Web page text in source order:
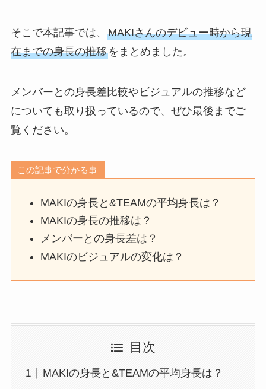
そこで本記事では、 MAKIさんのデビュー時から現
在までの身長の推移をまとめました。
メンバーとの身長差比較やビジュアルの推移など
についても取り扱っているので、ぜひ最後までご
覧ください。
この記事で分かる事
MAKIの身長と&TEAMの平均身長は？
MAKIの身長の推移は？
メンバーとの身長差は？
MAKIのビジュアルの変化は？
目次
MAKIの身長と&TEAMの平均身長は？